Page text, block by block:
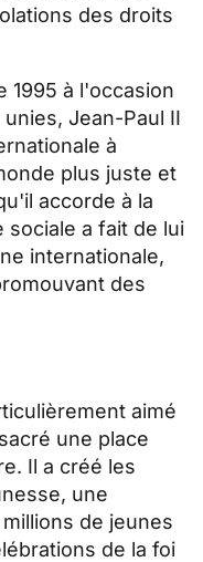
des droits
1995 à l'occasion
Jean-Paul II
à
plus juste et
accorde à la
sociale a fait de lui
internationale,
des
aimé
une place
Il a créé les
une
de jeunes
de la foi